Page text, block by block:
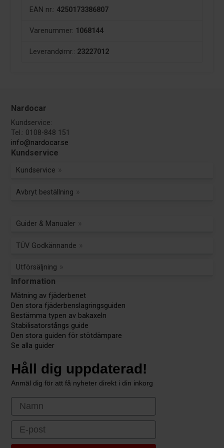
EAN nr.: 4250173386807
Varenummer: 1068144
Leverandørnr.: 23227012
Nardocar
Kundservice:
Tel.: 0108-848 151
info@nardocar.se
Kundservice
Kundservice
Avbryt beställning
Guider & Manualer
TÜV Godkännande
Utförsäljning
Information
Mätning av fjäderbenet
Den stora fjäderbenslagringsguiden
Bestämma typen av bakaxeln
Stabilisatorstångs guide
Den stora guiden för stötdämpare
Se alla guider
Håll dig uppdaterad!
Anmäl dig för att få nyheter direkt i din inkorg
First Name
Email